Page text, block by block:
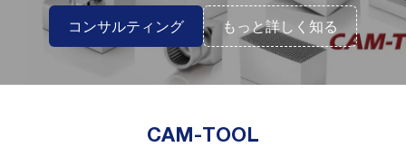
コンサルティング もっと詳しく知る
CAM-TOOL